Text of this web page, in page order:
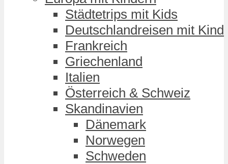
Städtetrips mit Kids
Deutschlandreisen mit Kind
Frankreich
Griechenland
Italien
Österreich & Schweiz
Skandinavien
Dänemark
Norwegen
Schweden